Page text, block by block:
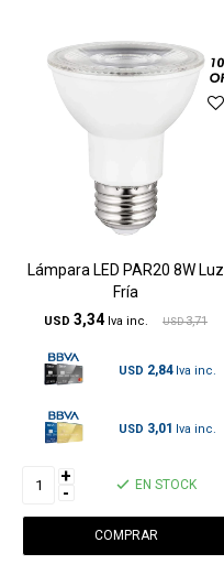
Lámpara LED PAR20 8W Luz
Fría
USD 3,34 USD 3,71
USD 2,84
USD 3,01
+
- EN STOCK